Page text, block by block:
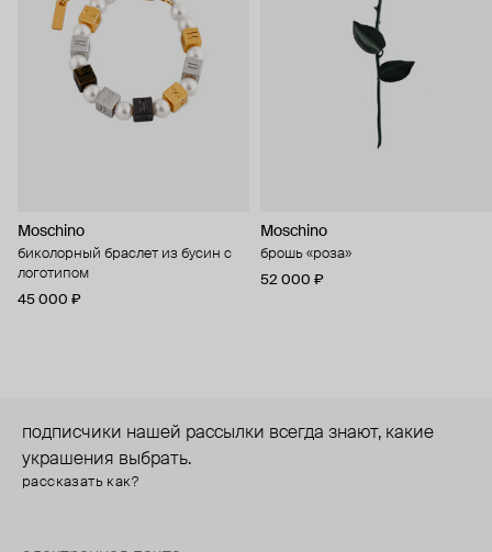
Moschino
биколорный браслет из бусин с
логотипом
45 000 ₽
Moschino
брошь «роза»
52 000 ₽
подписчики нашей рассылки всегда знают, какие
украшения выбрать.
рассказать как?